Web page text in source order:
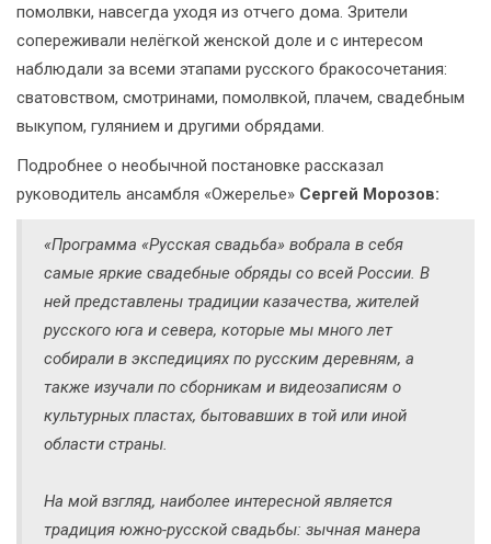
помолвки, навсегда уходя из отчего дома. Зрители
сопереживали нелёгкой женской доле и с интересом
наблюдали за всеми этапами русского бракосочетания:
сватовством, смотринами, помолвкой, плачем, свадебным
выкупом, гулянием и другими обрядами.
Подробнее о необычной постановке рассказал
руководитель ансамбля «Ожерелье» Сергей Морозов:
«Программа «Русская свадьба» вобрала в себя
самые яркие свадебные обряды со всей России. В
ней представлены традиции казачества, жителей
русского юга и севера, которые мы много лет
собирали в экспедициях по русским деревням, а
также изучали по сборникам и видеозаписям о
культурных пластах, бытовавших в той или иной
области страны.
На мой взгляд, наиболее интересной является
традиция южно-русской свадьбы: зычная манера